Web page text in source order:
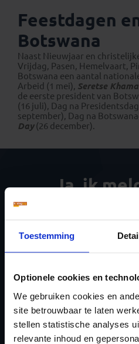
Toestemming
Optionele cookies en
We gebruiken cookies en
site betrouwbaar te laten
stellen statistische analyses
relevante inhoud en
Feestdagen
Botswana
Naast Nieuwjaar en
Vrijdag, Pasen, Hemelvaart,
Botswana een aantal
Arbeid (1 mei), Seretse
de eerste president van
(16 juli), Dag na
september), Dag na
Day(26 december).
Ja, ik
voor de